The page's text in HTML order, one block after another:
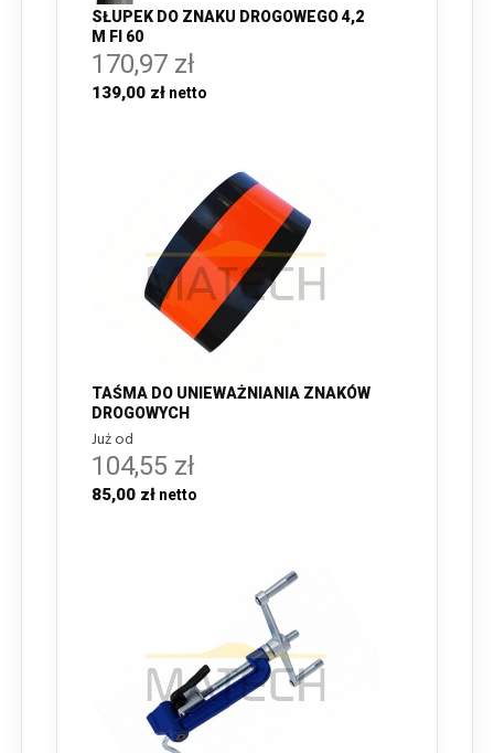
SŁUPEK DO ZNAKU DROGOWEGO 4,2
M FI 60
170,97 zł
139,00 zł
TAŚMA DO UNIEWAŻNIANIA ZNAKÓW
DROGOWYCH
Już od
104,55 zł
85,00 zł